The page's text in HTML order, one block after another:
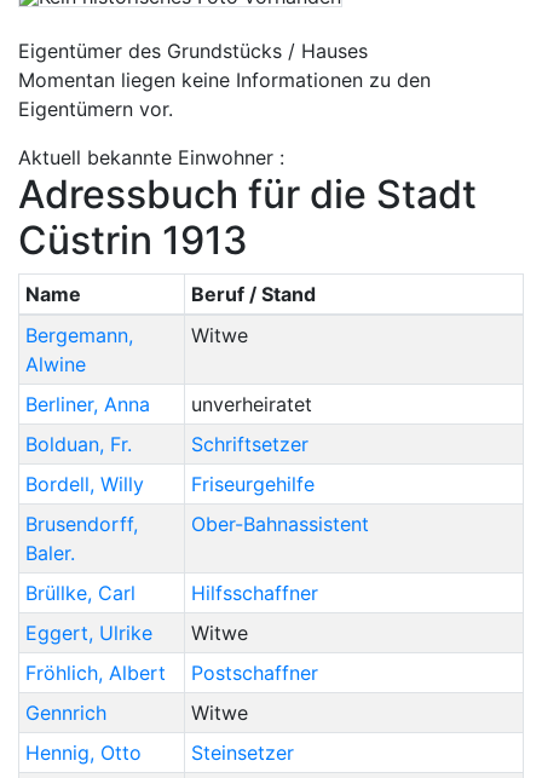
Eigentümer des Grundstücks / Hauses
Momentan liegen keine Informationen zu den
Eigentümern vor.
Aktuell bekannte Einwohner :
Adressbuch für die Stadt
Cüstrin 1913
Name
Beruf / Stand
Bergemann,
Alwine
Witwe
Berliner, Anna
unverheiratet
Bolduan, Fr.
Schriftsetzer
Bordell, Willy
Friseurgehilfe
Brusendorff,
Baler.
Ober-Bahnassistent
Brüllke, Carl
Hilfsschaffner
Eggert, Ulrike
Witwe
Fröhlich, Albert
Postschaffner
Gennrich
Witwe
Hennig, Otto
Steinsetzer